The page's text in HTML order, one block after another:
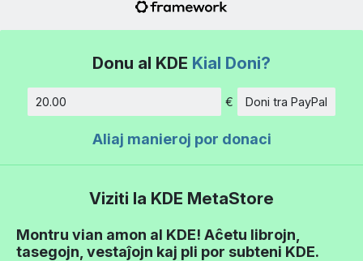
Donu al KDE Kial Doni?
€ Doni tra PayPal
Aliaj manieroj por donaci
Viziti la KDE MetaStore
Montru vian amon al KDE! Aĉetu librojn,
tasegojn, vestaĵojn kaj pli por subteni KDE.